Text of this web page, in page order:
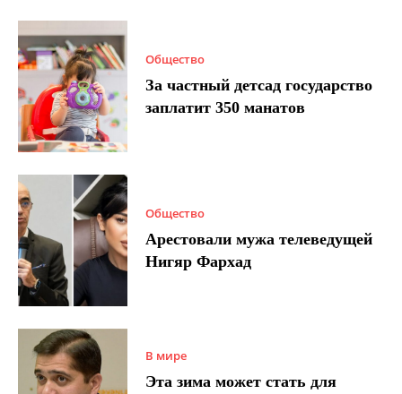
Общество
За частный детсад государство
заплатит 350 манатов
Общество
Арестовали мужа телеведущей
Нигяр Фархад
В мире
Эта зима может стать для